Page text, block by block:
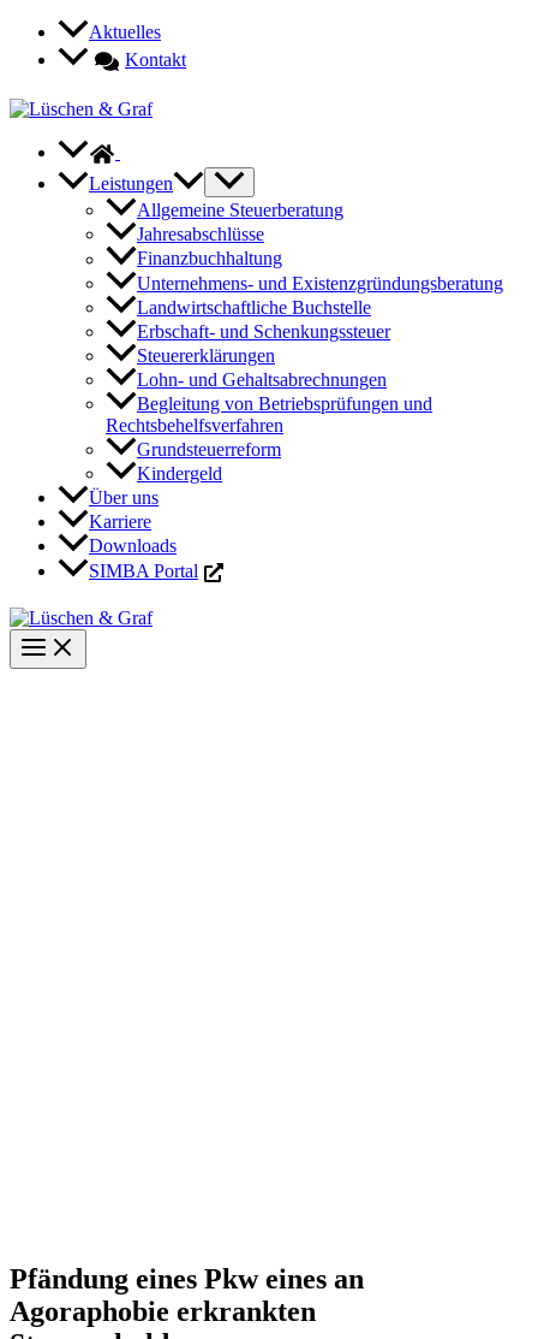
Zum
springen
Aktuelles
Kontakt
Leistungen
Allgemeine Steuerberatung
Jahresabschlüsse
Finanzbuchhaltung
Unternehmens- und Existenzgründungsberatung
Landwirtschaftliche Buchstelle
Erbschaft- und Schenkungssteuer
Steuererklärungen
Lohn- und Gehaltsabrechnungen
Begleitung von Betriebsprüfungen und
Rechtsbehelfsverfahren
Grundsteuerreform
Kindergeld
Über uns
Karriere
Downloads
SIMBA Portal
Pfändung eines Pkw eines an
Agoraphobie erkrankten